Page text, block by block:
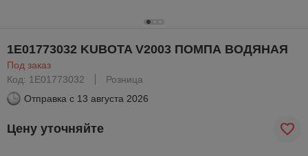
1E01773032 KUBOTA V2003 ПОМПА ВОДЯНАЯ
Под заказ
Код: 1E01773032
Розница
Отправка с 13 августа 2026
Цену уточняйте